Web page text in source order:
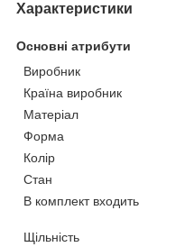
Характеристики
Основні атрибути
Виробник
Країна виробник
Матеріал
Форма
Колір
Стан
В комплект входить
Щільність